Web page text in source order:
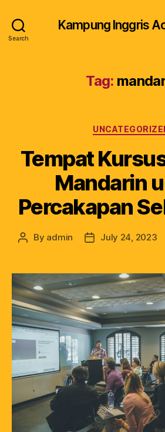
Search
Kampung Inggris
Tag:
Tempat
Mandarin
Percakapan
By admin July 24, 2023